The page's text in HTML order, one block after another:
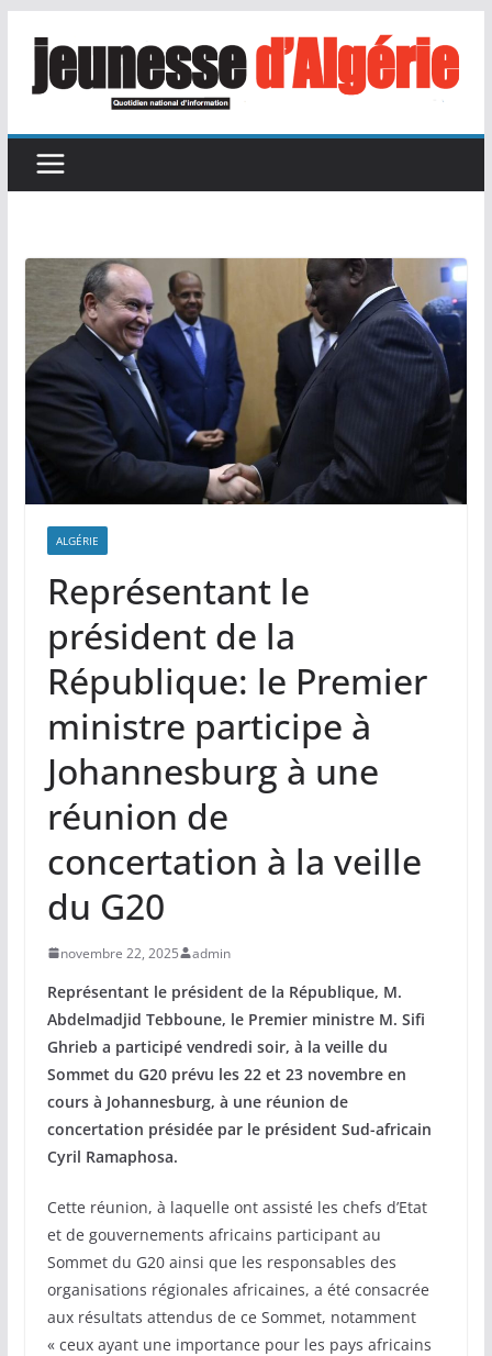
contenu
ALGÉRIE
Représentant le
président de la
République: le Premier
ministre participe à
Johannesburg à une
réunion de
concertation à la veille
du G20
novembre 22, 2025 admin
Représentant le président de la République, M.
Abdelmadjid Tebboune, le Premier ministre M. Sifi
Ghrieb a participé vendredi soir, à la veille du
Sommet du G20 prévu les 22 et 23 novembre en
cours à Johannesburg, à une réunion de
concertation présidée par le président Sud-africain
Cyril Ramaphosa.
Cette réunion, à laquelle ont assisté les chefs d’Etat
et de gouvernements africains participant au
Sommet du G20 ainsi que les responsables des
organisations régionales africaines, a été consacrée
aux résultats attendus de ce Sommet, notamment
« ceux ayant une importance pour les pays africains